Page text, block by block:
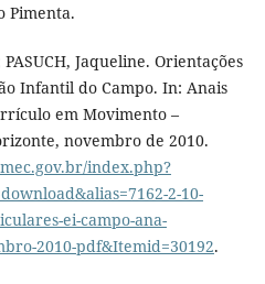
Pimenta.
Jaqueline. Orientações
Infantil do Campo. In: Anais
em Movimento –
novembro de 2010.
index.php?
2-10-
ei-campo-ana-
2010-pdf&Itemid=30192.